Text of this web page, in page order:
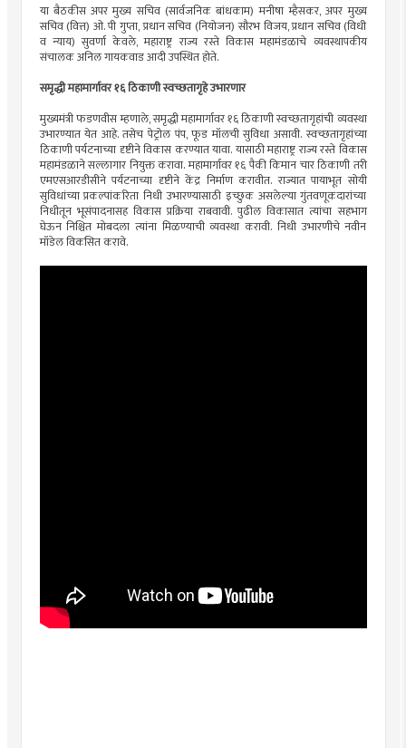
या बैठकीस अपर मुख्य सचिव (सार्वजनिक बांधकाम) मनीषा म्हैसकर, अपर मुख्य
सचिव (वित्त) ओ. पी गुप्ता, प्रधान सचिव (नियोजन) सौरभ विजय, प्रधान सचिव (विधी
व न्याय) सुवर्णा केवले, महाराष्ट्र राज्य रस्ते विकास महामंडळाचे व्यवस्थापकीय
संचालक अनिल गायकवाड आदी उपस्थित होते.
समृद्धी महामार्गावर १६ ठिकाणी स्वच्छतागृहे उभारणार
मुख्यमंत्री फडणवीस म्हणाले, समृद्धी महामार्गावर १६ ठिकाणी स्वच्छतागृहांची व्यवस्था
उभारण्यात येत आहे. तसेच पेट्रोल पंप, फूड मॉलची सुविधा असावी. स्वच्छतागृहांच्या
ठिकाणी पर्यटनाच्या दृष्टीने विकास करण्यात यावा. यासाठी महाराष्ट्र राज्य रस्ते विकास
महामंडळाने सल्लागार नियुक्त करावा. महामार्गावर १६ पैकी किमान चार ठिकाणी तरी
एमएसआरडीसीने पर्यटनाच्या दृष्टीने केंद्र निर्माण करावीत. राज्यात पायाभूत सोयी
सुविधांच्या प्रकल्पांकरिता निधी उभारण्यासाठी इच्छुक असलेल्या गुंतवणूकदारांच्या
निधीतून भूसंपादनासह विकास प्रक्रिया राबवावी. पुढील विकासात त्यांचा सहभाग
घेऊन निश्चित मोबदला त्यांना मिळण्याची व्यवस्था करावी. निधी उभारणीचे नवीन
मॉडेल विकसित करावे.